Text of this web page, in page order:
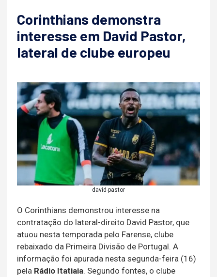
Corinthians demonstra
interesse em David Pastor,
lateral de clube europeu
david-pastor
O Corinthians demonstrou interesse na
contratação do lateral-direito David Pastor, que
atuou nesta temporada pelo Farense, clube
rebaixado da Primeira Divisão de Portugal. A
informação foi apurada nesta segunda-feira (16)
pela Rádio Itatiaia. Segundo fontes, o clube